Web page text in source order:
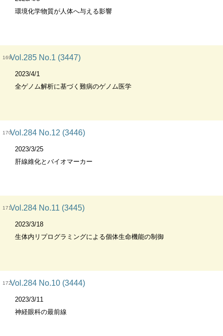
環境化学物質が人体へ与える影響
169Vol.285 No.1 (3447)
2023/4/1
全ゲノム解析に基づく難病のゲノム医学
170Vol.284 No.12 (3446)
2023/3/25
肝線維化とバイオマーカー
171Vol.284 No.11 (3445)
2023/3/18
生体内リプログラミングによる個体生命機能の制御
172Vol.284 No.10 (3444)
2023/3/11
神経眼科の最前線